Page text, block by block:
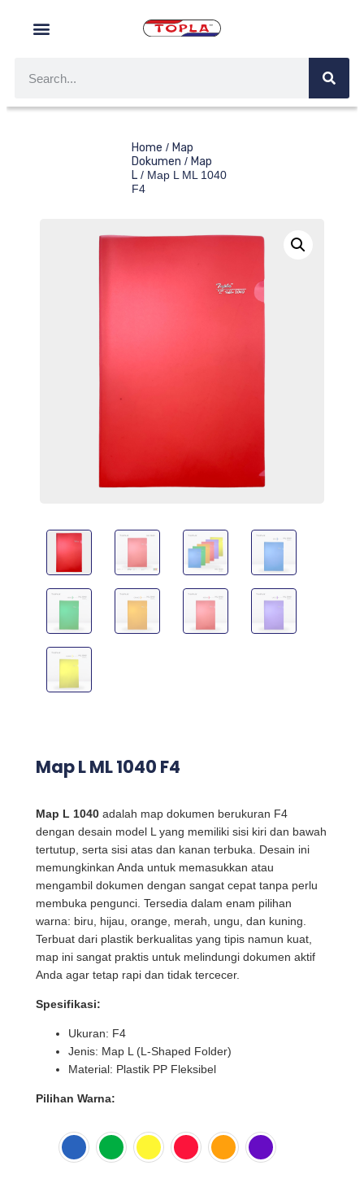
Home / Map
Dokumen / Map
L / Map L ML 1040
F4
Map L ML 1040 F4
Map L 1040 adalah map dokumen berukuran F4
dengan desain model L yang memiliki sisi kiri dan bawah
tertutup, serta sisi atas dan kanan terbuka. Desain ini
memungkinkan Anda untuk memasukkan atau
mengambil dokumen dengan sangat cepat tanpa perlu
membuka pengunci. Tersedia dalam enam pilihan
warna: biru, hijau, orange, merah, ungu, dan kuning.
Terbuat dari plastik berkualitas yang tipis namun kuat,
map ini sangat praktis untuk melindungi dokumen aktif
Anda agar tetap rapi dan tidak tercecer.
Spesifikasi:
Ukuran: F4
Jenis: Map L (L-Shaped Folder)
Material: Plastik PP Fleksibel
Pilihan Warna: